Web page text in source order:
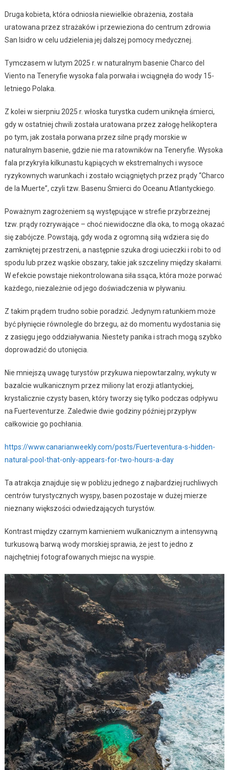
Druga kobieta, która odniosła niewielkie obrażenia, została
uratowana przez strażaków i przewieziona do centrum zdrowia
San Isidro w celu udzielenia jej dalszej pomocy medycznej.
Tymczasem w lutym 2025 r. w naturalnym basenie Charco del
Viento na Teneryfie wysoka fala porwała i wciągnęła do wody 15-
letniego Polaka.
Z kolei w sierpniu 2025 r. włoska turystka cudem uniknęła śmierci,
gdy w ostatniej chwili została uratowana przez załogę helikoptera
po tym, jak została porwana przez silne prądy morskie w
naturalnym basenie, gdzie nie ma ratowników na Teneryfie. Wysoka
fala przykryła kilkunastu kąpiących w ekstremalnych i wysoce
ryzykownych warunkach i zostało wciągniętych przez prądy “Charco
de la Muerte”, czyli tzw. Basenu Śmierci do Oceanu Atlantyckiego.
Poważnym zagrożeniem są występujące w strefie przybrzeżnej
tzw. prądy rozrywające – choć niewidoczne dla oka, to mogą okazać
się zabójcze. Powstają, gdy woda z ogromną siłą wdziera się do
zamkniętej przestrzeni, a następnie szuka drogi ucieczki i robi to od
spodu lub przez wąskie obszary, takie jak szczeliny między skałami.
W efekcie powstaje niekontrolowana siła ssąca, która może porwać
każdego, niezależnie od jego doświadczenia w pływaniu.
Z takim prądem trudno sobie poradzić. Jedynym ratunkiem może
być płynięcie równolegle do brzegu, aż do momentu wydostania się
z zasięgu jego oddziaływania. Niestety panika i strach mogą szybko
doprowadzić do utonięcia.
Nie mniejszą uwagę turystów przykuwa niepowtarzalny, wykuty w
bazalcie wulkanicznym przez miliony lat erozji atlantyckiej,
krystalicznie czysty basen, który tworzy się tylko podczas odpływu
na Fuerteventurze. Zaledwie dwie godziny później przypływ
całkowicie go pochłania.
https://www.canarianweekly.com/posts/Fuerteventura-s-hidden-
natural-pool-that-only-appears-for-two-hours-a-day
Ta atrakcja znajduje się w pobliżu jednego z najbardziej ruchliwych
centrów turystycznych wyspy, basen pozostaje w dużej mierze
nieznany większości odwiedzających turystów.
Kontrast między czarnym kamieniem wulkanicznym a intensywną
turkusową barwą wody morskiej sprawia, że jest to jedno z
najchętniej fotografowanych miejsc na wyspie.